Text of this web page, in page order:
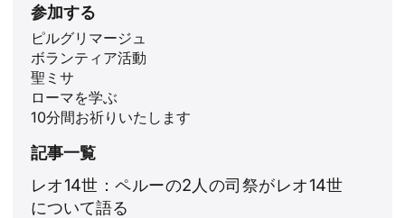
参加する
ピルグリマージュ
ボランティア活動
聖ミサ
ローマを学ぶ
10分間お祈りいたします
記事一覧
レオ14世：ペルーの2人の司祭がレオ14世
について語る